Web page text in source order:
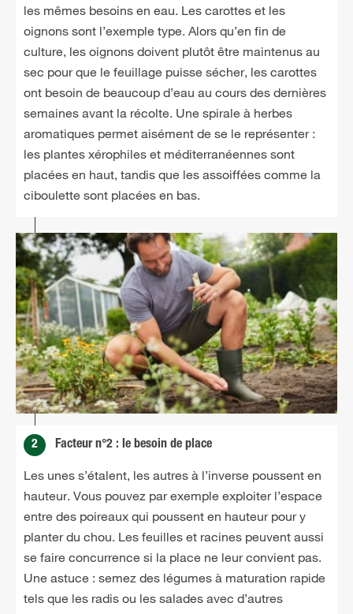
les mêmes besoins en eau. Les carottes et les
oignons sont l’exemple type. Alors qu’en fin de
culture, les oignons doivent plutôt être maintenus au
sec pour que le feuillage puisse sécher, les carottes
ont besoin de beaucoup d’eau au cours des dernières
semaines avant la récolte. Une spirale à herbes
aromatiques permet aisément de se le représenter :
les plantes xérophiles et méditerranéennes sont
placées en haut, tandis que les assoiffées comme la
ciboulette sont placées en bas.
2 Facteur n°2 : le besoin de place
Les unes s’étalent, les autres à l’inverse poussent en
hauteur. Vous pouvez par exemple exploiter l’espace
entre des poireaux qui poussent en hauteur pour y
planter du chou. Les feuilles et racines peuvent aussi
se faire concurrence si la place ne leur convient pas.
Une astuce : semez des légumes à maturation rapide
tels que les radis ou les salades avec d’autres